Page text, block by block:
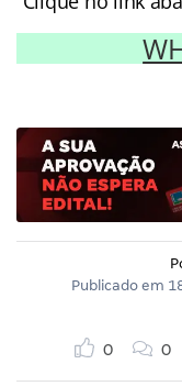
Publicado em
0 0